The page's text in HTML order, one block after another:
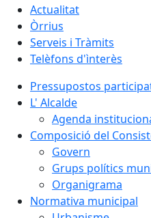
Actualitat
Òrrius
Serveis i Tràmits
Telèfons d'ìnterès
Pressupostos
L' Alcalde
Agenda
Composició del
Govern
Grups polítics
Organigrama
Normativa municipal